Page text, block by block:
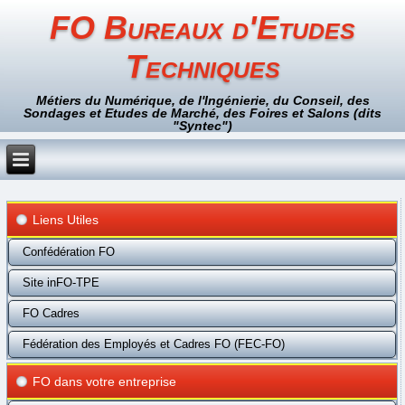
FO Bureaux d'Etudes
Techniques
Métiers du Numérique, de l'Ingénierie, du Conseil, des
Sondages et Etudes de Marché, des Foires et Salons (dits
"Syntec")
Liens Utiles
Confédération FO
Site inFO-TPE
FO Cadres
Fédération des Employés et Cadres FO (FEC-FO)
FO dans votre entreprise